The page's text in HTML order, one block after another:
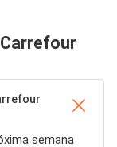
semana